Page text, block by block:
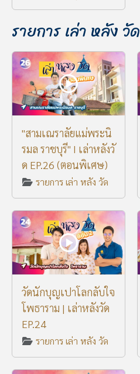
รายการ เล่า หลัง วัด
"สามเณราลัยแม่พระนิ
รมล ราชบุรี" I เล่าหลังวั
ด EP.26 (ตอนพิเศษ)
รายการ เล่า หลัง วัด
วัดนักบุญเปาโลกลับใจ
โพธาราม | เล่าหลังวัด
EP.24
รายการ เล่า หลัง วัด